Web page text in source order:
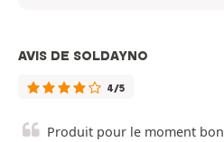
AVIS DE SOLDAYNO
4/5
Produit pour le moment